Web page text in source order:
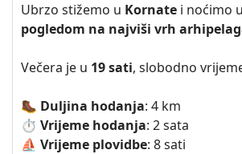
Ubrzo stižemo u Kornate i noćimo
pogledom na najviši vrh
Večera je u 19 sati, slobodno
🥾 Duljina hodanja: 4 km
⏱️ Vrijeme hodanja: 2 sata
⛵ Vrijeme plovidbe: 8 sati